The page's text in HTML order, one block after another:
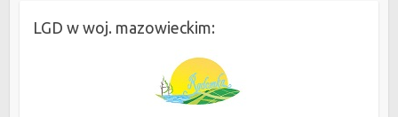
LGD w woj. mazowieckim: